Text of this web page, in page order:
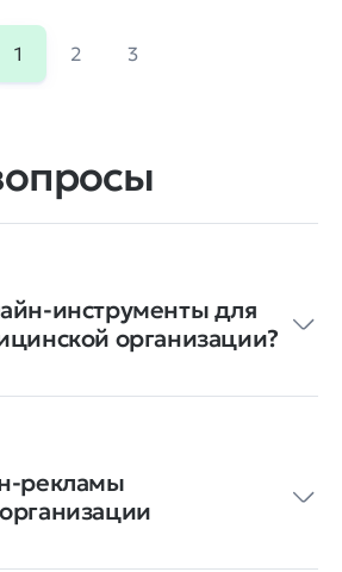
1 2 3
инструменты для
организации?
рекламы